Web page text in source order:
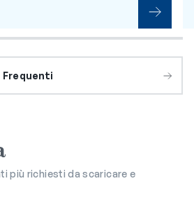
più richiesti da scaricare e